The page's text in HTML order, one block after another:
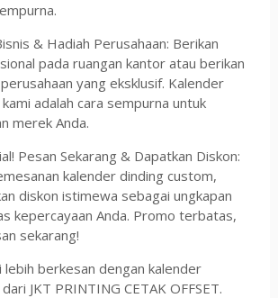
& Hadiah Perusahaan: Berikan
pada ruangan kantor atau berikan
yang eksklusif. Kalender
adalah cara sempurna untuk
merek Anda.
Pesan Sekarang & Dapatkan Diskon:
kalender dinding custom,
diskon istimewa sebagai ungkapan
kepercayaan Anda. Promo terbatas,
sekarang!
lebih berkesan dengan kalender
JKT PRINTING CETAK OFFSET.